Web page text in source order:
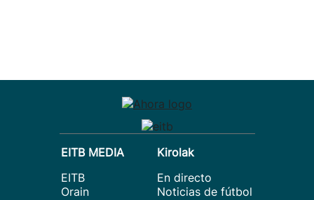
EITB MEDIA
EITB
Orain
Kirolak
En directo
Noticias de fútbol